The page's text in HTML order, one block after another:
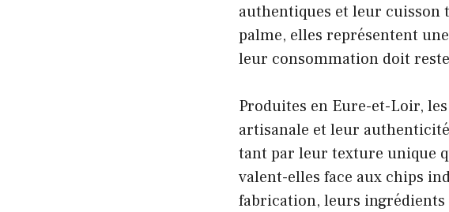
authentiques et leur
palme, elles représentent
leur consommation doit
Produites en Eure-et-Loir,
artisanale et leur
tant par leur texture unique
valent-elles face aux chips
fabrication, leurs